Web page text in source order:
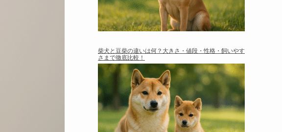
柴犬と豆柴の違いは何？大きさ・値段・性格・飼いやす
さまで徹底比較！